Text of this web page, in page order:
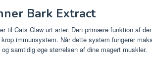
Bark Extract
til Cats Claw urt arter. Den primære funktion af
immunsystem. Når dette system fungerer
samtidig øge størrelsen af ​​dine magert muskler.